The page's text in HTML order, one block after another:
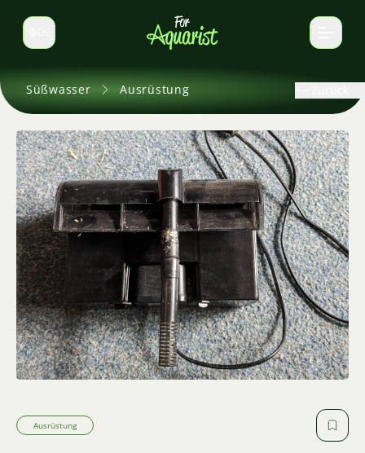
Sprache wechseln
Süßwasser Ausrüstung
Ausrüstung